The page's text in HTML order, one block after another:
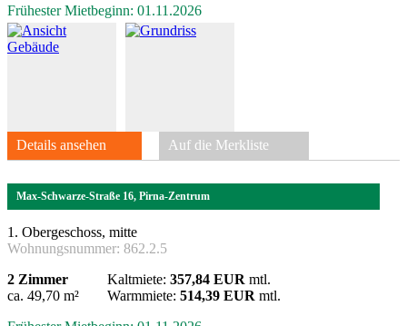
Frühester Mietbeginn: 01.11.2026
Details ansehen Auf die Merkliste
Max-Schwarze-Straße 16, Pirna-Zentrum
1. Obergeschoss, mitte
Wohnungsnummer: 862.2.5
2 Zimmer
ca. 49,70 m²
Kaltmiete: 357,84 EUR mtl.
Warmmiete: 514,39 EUR mtl.